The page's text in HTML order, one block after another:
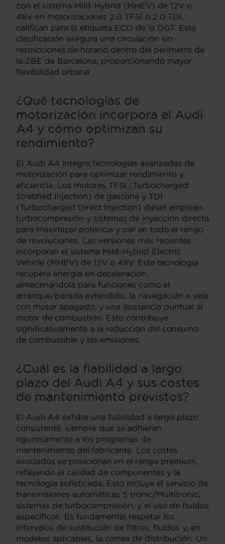
con el sistema Mild-Hybrid (MHEV) de 12V o
48V en motorizaciones 2.0 TFSI o 2.0 TDI,
califican para la etiqueta ECO de la DGT. Esta
clasificación asegura una circulación sin
restricciones de horario dentro del perímetro de
la ZBE de Barcelona, proporcionando mayor
flexibilidad urbana.
¿Qué tecnologías de
motorización incorpora el Audi
A4 y cómo optimizan su
rendimiento?
El Audi A4 integra tecnologías avanzadas de
motorización para optimizar rendimiento y
eficiencia. Los motores TFSI (Turbocharged
Stratified Injection) de gasolina y TDI
(Turbocharged Direct Injection) diésel emplean
turbocompresión y sistemas de inyección directa
para maximizar potencia y par en todo el rango
de revoluciones. Las versiones más recientes
incorporan el sistema Mild-Hybrid Electric
Vehicle (MHEV) de 12V o 48V. Esta tecnología
recupera energía en deceleración,
almacenándola para funciones como el
arranque/parada extendido, la navegación a vela
con motor apagado, y una asistencia puntual al
motor de combustión. Esto contribuye
significativamente a la reducción del consumo
de combustible y las emisiones.
¿Cuál es la fiabilidad a largo
plazo del Audi A4 y sus costes
de mantenimiento previstos?
El Audi A4 exhibe una fiabilidad a largo plazo
consistente, siempre que se adhieran
rigurosamente a los programas de
mantenimiento del fabricante. Los costes
asociados se posicionan en el rango premium,
reflejando la calidad de componentes y la
tecnología sofisticada. Esto incluye el servicio de
transmisiones automáticas S tronic/Multitronic,
sistemas de turbocompresión, y el uso de fluidos
específicos. Es fundamental respetar los
intervalos de sustitución de filtros, fluidos y, en
modelos aplicables, la correa de distribución. Un